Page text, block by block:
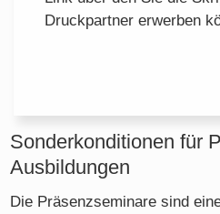
Druckpartner erwerben
Sonderkonditionen für
Ausbildungen
Die Präsenzseminare sind